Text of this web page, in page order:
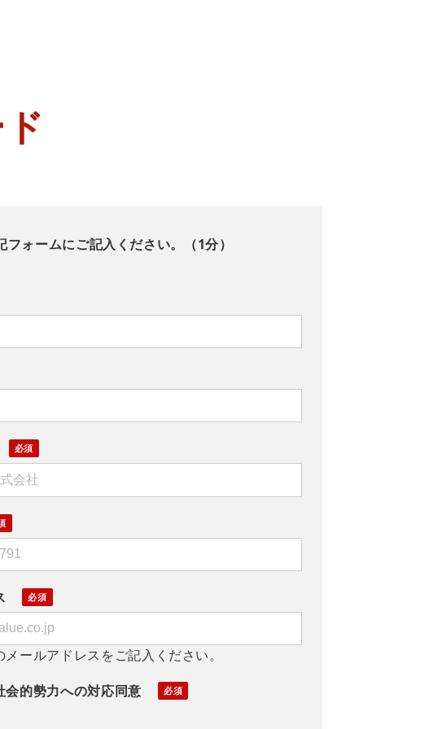
フォームにご記入ください。（1分）
ールアドレスをご記入ください。
会的勢力への対応同意